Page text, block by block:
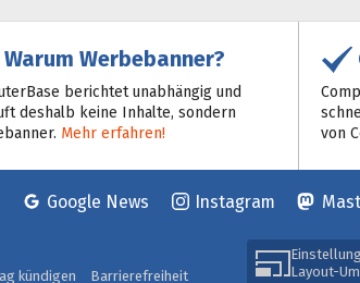
Warum Werbebanner?
berichtet unabhängig und
deshalb keine Inhalte, sondern
Mehr erfahren!
von
Google News Instagram
Layout-
kündigen Barrierefreiheit